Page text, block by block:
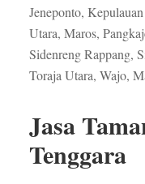
Jeneponto,
Utara, Maros,
Sidenreng Rappang,
Toraja Utara, Wajo,
Jasa
Tenggara